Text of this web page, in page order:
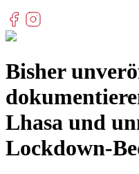
Bisher
Lhasa und
Lockdown-